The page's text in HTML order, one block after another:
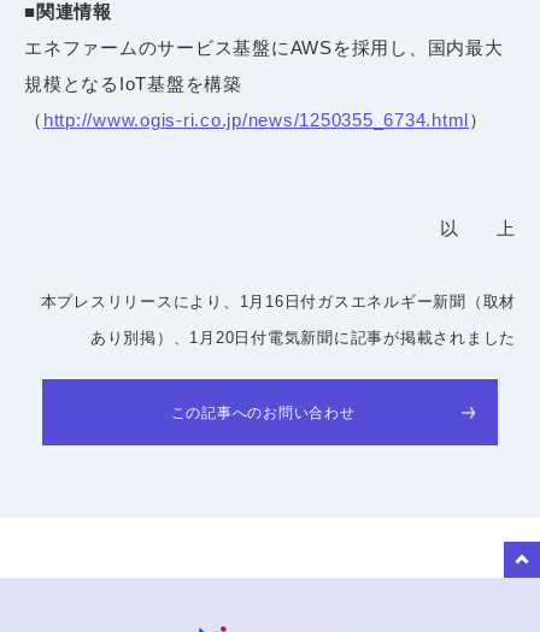
■関連情報
エネファームのサービス基盤にAWSを採用し、国内最大
規模となるIoT基盤を構築
（ http://www.ogis-ri.co.jp/news/1250355_6734.html）
以 上
本プレスリリースにより、1月16日付ガスエネルギー新聞（取材
あり別掲）、1月20日付電気新聞に記事が掲載されました
この記事へのお問い合わせ